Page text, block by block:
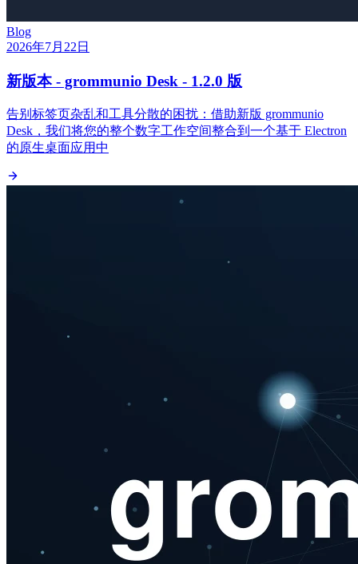
Blog
2026年7月22日
新版本 - grommunio Desk - 1.2.0 版
告别标签页杂乱和工具分散的困扰：借助新版 grommunio
Desk，我们将您的整个数字工作空间整合到一个基于 Electron
的原生桌面应用中